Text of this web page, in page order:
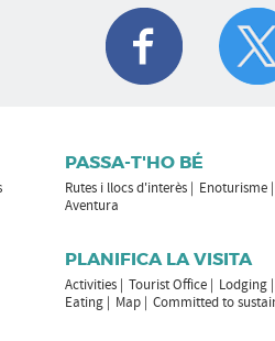
PASSA-T'HO BÉ
Rutes i llocs d'interès Enoturisme
Aventura
PLANIFICA LA VISITA
Activities Tourist Office Lodging
Eating
Map Committed to